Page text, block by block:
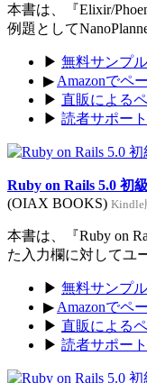
本書は、『Elixir/
例題として
▶ 無料サンプ
▶ Amazonでペ
▶ 直販による
▶ 読者サポー
Ruby on Rails 5.0 初
(OIAX BOOKS) Kindle
本書は、『Ruby on
た入力欄に対してユ
▶ 無料サンプ
▶ Amazonでペ
▶ 直販による
▶ 読者サポー